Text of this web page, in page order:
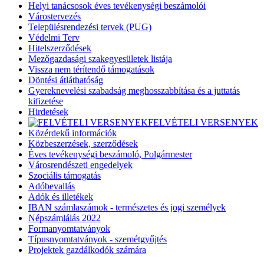
Helyi tanácsosok éves tevékenységi beszámolói
Várostervezés
Településrendezési tervek (PUG)
Védelmi Terv
Hitelszerződések
Mezőgazdasági szakegyesületek listája
Vissza nem térítendő támogatások
Döntési átláthatóság
Gyereknevelési szabadság meghosszabbítása és a juttatás
kifizetése
Hirdetések
FELVÉTELI VERSENYEK
Közérdekű információk
Közbeszerzések, szerződések
Éves tevékenységi beszámoló, Polgármester
Városrendészeti engedelyek
Szociális támogatás
Adóbevallás
Adók és illetékek
IBAN számlaszámok - természetes és jogi személyek
Népszámlálás 2022
Formanyomtatványok
Típusnyomtatványok - szemétgyűjtés
Projektek gazdálkodók számára